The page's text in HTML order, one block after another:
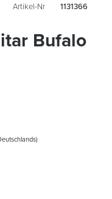
Artikel-Nr 1131366
Bufalo